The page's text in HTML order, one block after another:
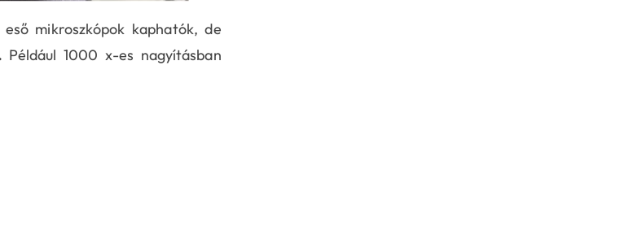
mikroszkópok kaphatók, de
Például 1000 x-es nagyításban